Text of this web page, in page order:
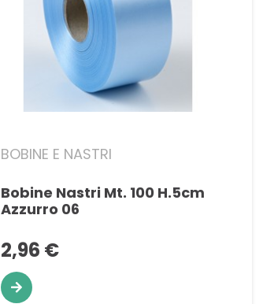
BOBINE E NASTRI
Bobine Nastri Mt. 100 H.5cm
Azzurro 06
2,96 €